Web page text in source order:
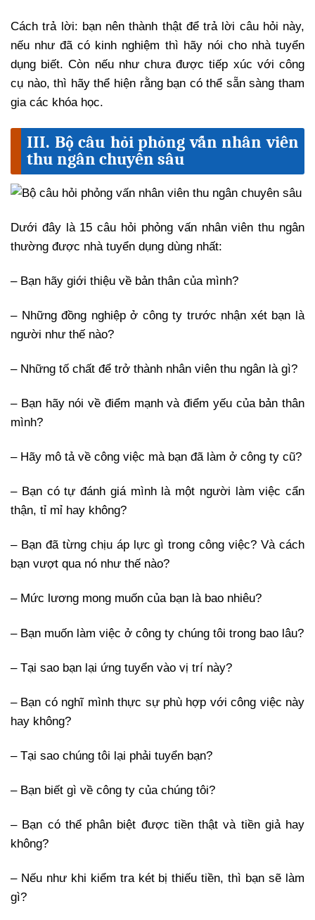
Cách trả lời: bạn nên thành thật để trả lời câu hỏi này,
nếu như đã có kinh nghiệm thì hãy nói cho nhà tuyển
dụng biết. Còn nếu như chưa được tiếp xúc với công
cụ nào, thì hãy thể hiện rằng bạn có thể sẵn sàng tham
gia các khóa học.
III. Bộ câu hỏi phỏng vấn nhân viên
thu ngân chuyên sâu
Dưới đây là 15 câu hỏi phỏng vấn nhân viên thu ngân
thường được nhà tuyển dụng dùng nhất:
– Bạn hãy giới thiệu về bản thân của mình?
– Những đồng nghiệp ở công ty trước nhận xét bạn là
người như thế nào?
– Những tố chất để trở thành nhân viên thu ngân là gì?
– Bạn hãy nói về điểm mạnh và điểm yếu của bản thân
mình?
– Hãy mô tả về công việc mà bạn đã làm ở công ty cũ?
– Bạn có tự đánh giá mình là một người làm việc cẩn
thận, tỉ mỉ hay không?
– Bạn đã từng chịu áp lực gì trong công việc? Và cách
bạn vượt qua nó như thế nào?
– Mức lương mong muốn của bạn là bao nhiêu?
– Bạn muốn làm việc ở công ty chúng tôi trong bao lâu?
– Tại sao bạn lại ứng tuyển vào vị trí này?
– Bạn có nghĩ mình thực sự phù hợp với công việc này
hay không?
– Tại sao chúng tôi lại phải tuyển bạn?
– Bạn biết gì về công ty của chúng tôi?
– Bạn có thể phân biệt được tiền thật và tiền giả hay
không?
– Nếu như khi kiểm tra két bị thiếu tiền, thì bạn sẽ làm
gì?